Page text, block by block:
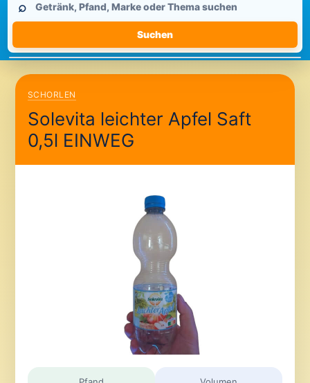
durchsuchen
⌕
Suchen
SCHORLEN
Solevita leichter Apfel Saft
0,5l EINWEG